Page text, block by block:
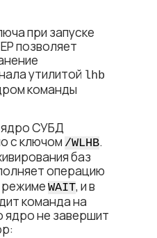
при запуске
позволяет
утилитой lhb
команды
ядро СУБД
с ключом /WLHB.
баз
операцию
режиме WAIT, и в
команда на
ядро не завершит